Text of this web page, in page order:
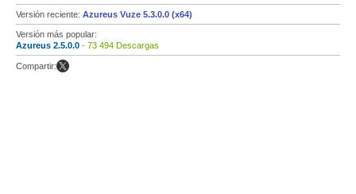
Versión reciente: Azureus Vuze 5.3.0.0 (x64)
Versión más popular:
Azureus 2.5.0.0 - 73 494 Descargas
Compartir: